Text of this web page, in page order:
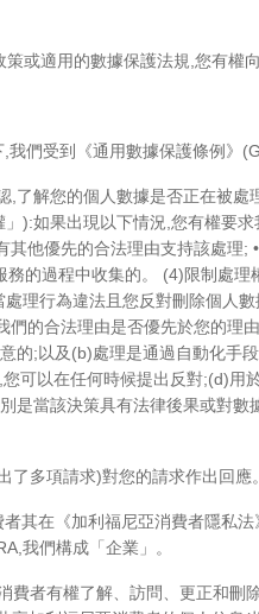
或適用的數據保護法規,您有權
們受到《通用數據保護條例》
了解您的個人數據是否正在被
):如果出現以下情況,您有權要
他優先的合法理由支持該處
的過程中收集的。 (4)限制處
理行為違法且您反對刪除個人
們的合法理由是否優先於您的
的;以及(b)處理是通過自動化手
可以在任何時候提出反對;(d)
是當該決策具有法律後果或對
多項請求)對您的請求作出回應。
其在《加利福尼亞消費者隱私
我們構成「企業」。
費者有權了解、訪問、更正和